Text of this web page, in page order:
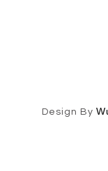
Design By